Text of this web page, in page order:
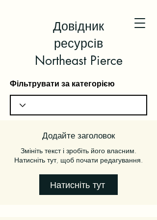
Довідник
ресурсів
Northeast Pierce
Фільтрувати за категорією
Додайте заголовок
Змініть текст і зробіть його власним.
Натисніть тут, щоб почати редагування.
Натисніть тут